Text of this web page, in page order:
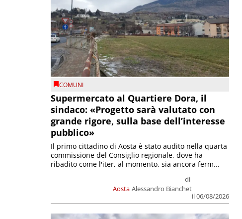
COMUNI
Supermercato al Quartiere Dora, il
sindaco: «Progetto sarà valutato con
grande rigore, sulla base dell’interesse
pubblico»
Aosta
di
Alessandro Bianchet
il 06/08/2026
Il primo cittadino di Aosta è stato audito nella quarta
commissione del Consiglio regionale, dove ha
ribadito come l'iter, al momento, sia ancora ferm...